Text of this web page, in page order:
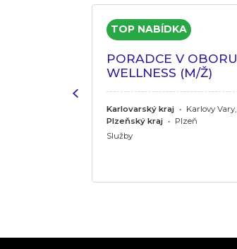
PORADCE V OBORU
WELLNESS (M/Ž)
Karlovarský kraj • Karlovy Vary,
Plzeňský kraj • Plzeň
Služby